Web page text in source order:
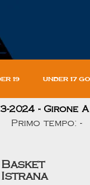
19 Under 17
2024 - Girone A
Primo tempo: -
Basket
Istrana